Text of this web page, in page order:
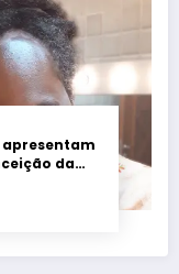
apresentam
da